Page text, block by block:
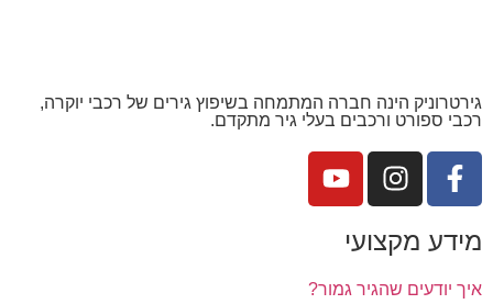
גירטרוניק הינה חברה המתמחה בשיפוץ גירים של רכבי יוקרה,
רכבי ספורט ורכבים בעלי גיר מתקדם.
מידע מקצועי
איך יודעים שהגיר גמור?